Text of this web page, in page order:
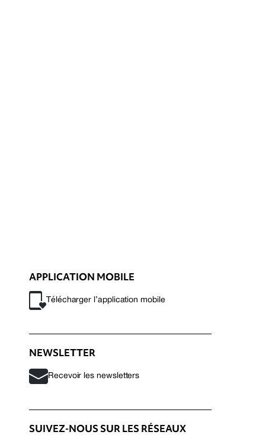
APPLICATION MOBILE
Télécharger l’application mobile
NEWSLETTER
Recevoir les newsletters
SUIVEZ-NOUS SUR LES RÉSEAUX